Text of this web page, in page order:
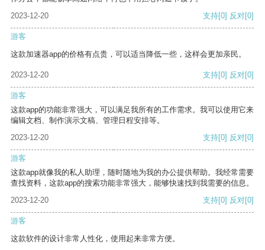
2023-12-20
支持[0] 反对[0]
游客
这款加速器app的价格有点贵，可以适当降低一些，这样会更加亲民。
2023-12-20 支持[0] 反对[0]
游客
这款app的功能非常强大，可以满足我所有的工作需求。我可以使用它来
编辑文档、制作演示文稿、管理日程安排等。
2023-12-20
支持[0] 反对[0]
游客
这款app就像我的私人助理，随时随地为我的办公提供帮助。我经常需要
查找资料，这款app的搜索功能非常强大，能够快速找到我需要的信息。
2023-12-20
支持[0] 反对[0]
游客
这款软件的设计非常人性化，使用起来非常方便。